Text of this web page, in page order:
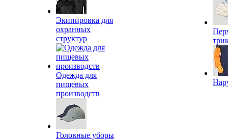
Экипировка для
охранных
структур
Одежда для
пищевых
производств
Головные уборы